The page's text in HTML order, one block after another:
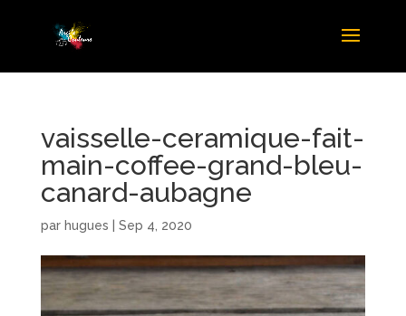
vaisselle-ceramique-fait-
main-coffee-grand-bleu-
canard-aubagne
par hugues Sep 4, 2020